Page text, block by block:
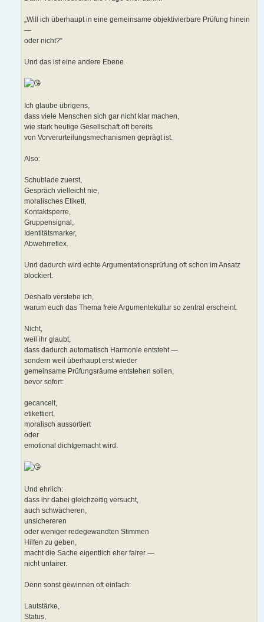
„Will ich überhaupt in eine gemeinsame objektivierbare Prüfung hinein
—
oder nicht?“
Und das ist eine andere Ebene.
Ich glaube übrigens,
dass viele Menschen sich gar nicht klar machen,
wie stark heutige Gesellschaft oft bereits
von Vorverurteilungsmechanismen geprägt ist.
Also:
Schublade zuerst,
Gespräch vielleicht nie,
moralisches Etikett,
Kontaktsperre,
Gruppensignal,
Identitätsmarker,
Abwehrreflex.
Und dadurch wird echte Argumentationsprüfung oft schon im Ansatz
blockiert.
Deshalb verstehe ich,
warum euch das Thema freie Argumentekultur so zentral erscheint.
Nicht,
weil ihr glaubt,
dass dadurch automatisch Harmonie entsteht —
sondern weil überhaupt erst wieder
gemeinsame Prüfungsräume entstehen sollen,
bevor sofort:
gecancelt,
etikettiert,
moralisch aussortiert
oder
emotional dichtgemacht wird.
Und ehrlich:
dass ihr dabei gleichzeitig versucht,
auch schwächeren,
unsichereren
oder weniger redegewandten Stimmen
Hilfen zu geben,
macht die Sache eigentlich eher fairer —
nicht unfairer.
Denn sonst gewinnen oft einfach:
Lautstärke,
Status,